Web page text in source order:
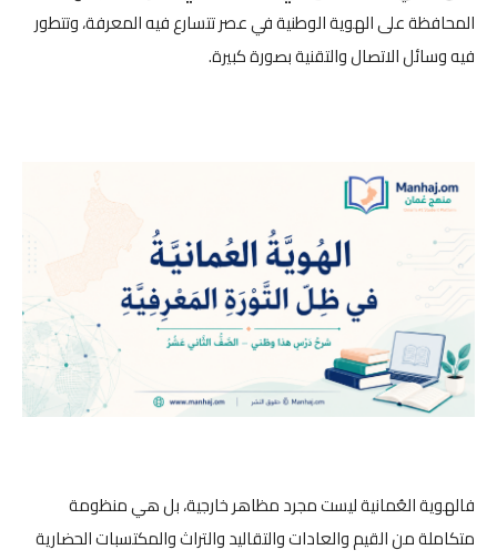
المحافظة على الهوية الوطنية في عصر تتسارع فيه المعرفة، وتتطور
فيه وسائل الاتصال والتقنية بصورة كبيرة.
فالهوية العُمانية ليست مجرد مظاهر خارجية، بل هي منظومة
متكاملة من القيم والعادات والتقاليد والتراث والمكتسبات الحضارية